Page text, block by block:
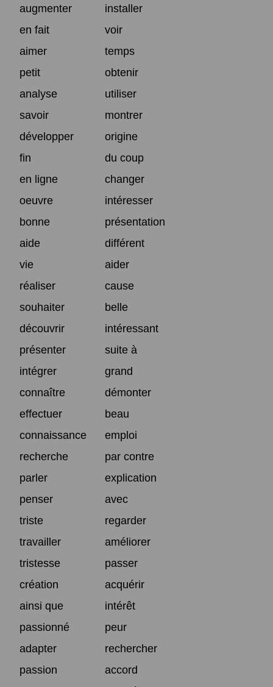
augmenter
installer
en fait
voir
aimer
temps
petit
obtenir
analyse
utiliser
savoir
montrer
développer
origine
fin
du coup
en ligne
changer
oeuvre
intéresser
bonne
présentation
aide
différent
vie
aider
réaliser
cause
souhaiter
belle
découvrir
intéressant
présenter
suite à
intégrer
grand
connaître
démonter
effectuer
beau
connaissance
emploi
recherche
par contre
parler
explication
penser
avec
triste
regarder
travailler
améliorer
tristesse
passer
création
acquérir
ainsi que
intérêt
passionné
peur
adapter
rechercher
passion
accord